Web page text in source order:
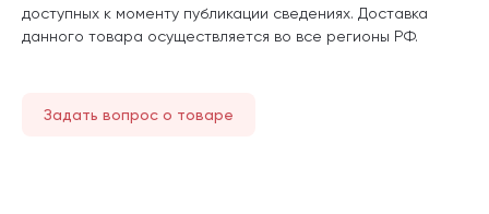
доступных к моменту публикации сведениях. Доставка
данного товара осуществляется во все регионы РФ.
Задать вопрос о товаре